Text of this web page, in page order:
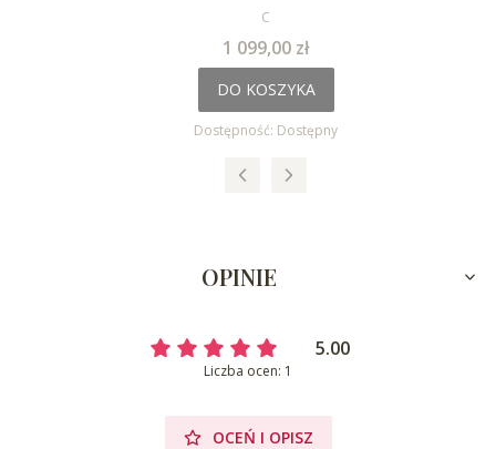
PRODUCENT
C
Cena
1 099,00 zł
DO KOSZYKA
Dostępność: Dostępny
OPINIE
5.00
Liczba ocen: 1
OCEŃ I OPISZ